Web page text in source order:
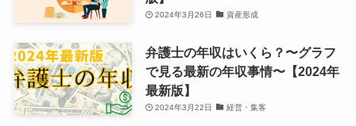
2024年3月26日 資産形成
弁護士の年収はいくら？〜グラフ
で見る最新の年収事情〜【2024年
最新版】
2024年3月22日 経営・集客